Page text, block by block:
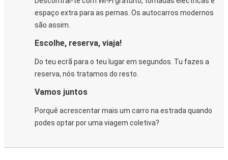
espaço extra para as pernas. Os autocarros modernos
são assim.
Escolhe, reserva, viaja!
Do teu ecrã para o teu lugar em segundos. Tu fazes a
reserva, nós tratamos do resto.
Vamos juntos
Porquê acrescentar mais um carro na estrada quando
podes optar por uma viagem coletiva?